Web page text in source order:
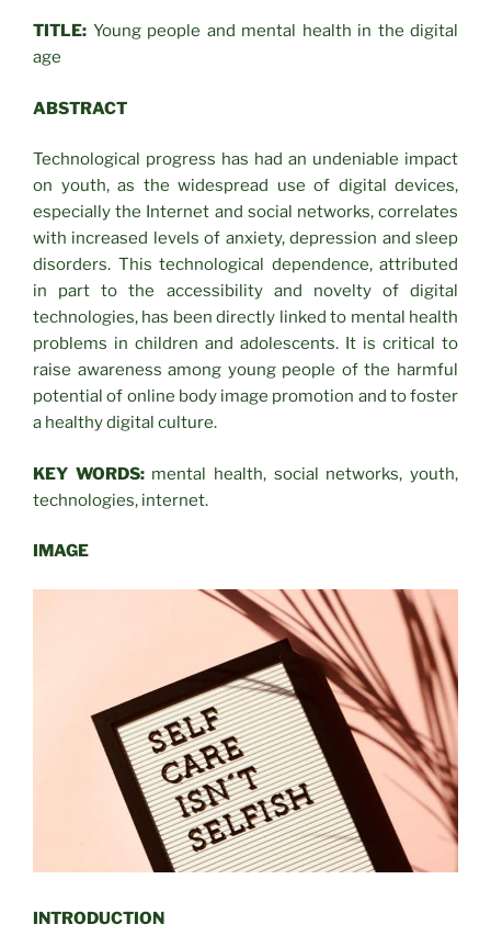
TITLE: Young people and mental health in the digital
age
ABSTRACT
Technological progress has had an undeniable impact
on youth, as the widespread use of digital devices,
especially the Internet and social networks, correlates
with increased levels of anxiety, depression and sleep
disorders. This technological dependence, attributed
in part to the accessibility and novelty of digital
technologies, has been directly linked to mental health
problems in children and adolescents. It is critical to
raise awareness among young people of the harmful
potential of online body image promotion and to foster
a healthy digital culture.
KEY WORDS: mental health, social networks, youth,
technologies, internet.
IMAGE
INTRODUCTION